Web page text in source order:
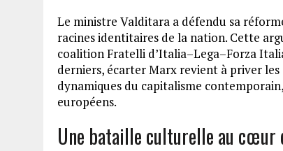
Le ministre Valditara a défendu sa
racines identitaires de la nation. Cette
coalition Fratelli d’Italia–Lega–Forza
derniers, écarter Marx revient à priver les
dynamiques du capitalisme
européens.
Une bataille culturelle au cœur